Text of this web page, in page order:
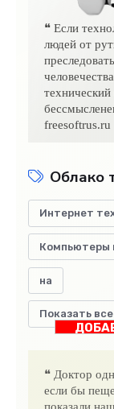
❝ Если
людей от
технический
freesoftrus.ru
Облако
Интернет
Компьютеры
на
Показать
❝ Доктор
если бы